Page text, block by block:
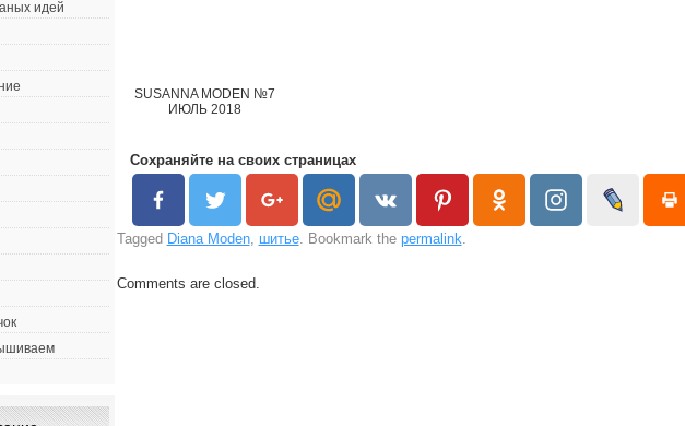
SUSANNA MODEN №7
ИЮЛЬ 2018
Сохраняйте на своих страницах
Tagged Diana Moden, шитье. Bookmark the permalink
Comments are closed.
идей